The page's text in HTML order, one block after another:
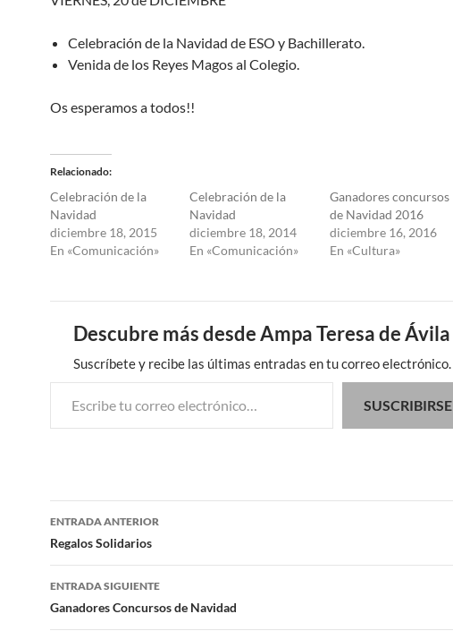
Celebración de la Navidad de ESO y Bachillerato.
Venida de los Reyes Magos al Colegio.
Os esperamos a todos!!
Relacionado
Celebración de la
Navidad
diciembre 18, 2015
En «Comunicación»
Celebración de la
Navidad
diciembre 18, 2014
En «Comunicación»
Ganadores concursos
de Navidad 2016
diciembre 16, 2016
En «Cultura»
Descubre más desde Ampa Teresa de Ávila
Suscríbete y recibe las últimas entradas en tu correo electrónico.
Escribe tu correo electrónico…
SUSCRIBIRSE
Navegación
de
entradas
ENTRADA ANTERIOR
Regalos Solidarios
ENTRADA SIGUIENTE
Ganadores Concursos de Navidad